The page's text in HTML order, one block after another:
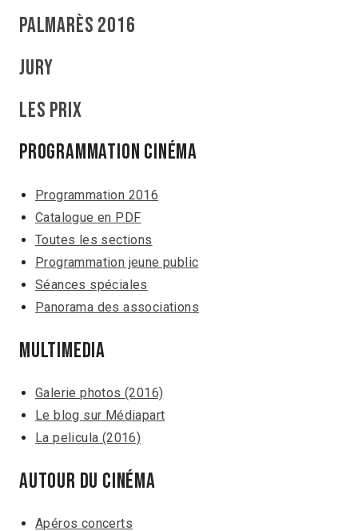
Palmarès 2016
Jury
Les Prix
Programmation Cinéma
Programmation 2016
Catalogue en PDF
Toutes les sections
Programmation jeune public
Séances spéciales
Panorama des associations
Multimedia
Galerie photos (2016)
Le blog sur Médiapart
La pelicula (2016)
Autour du cinéma
Apéros concerts